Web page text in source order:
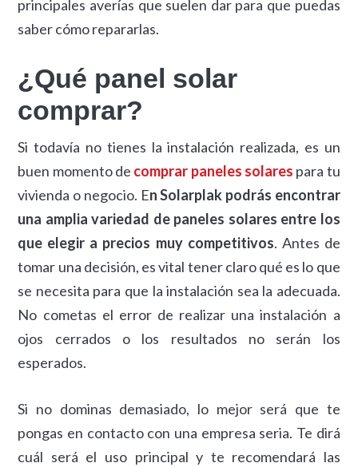
principales averías que suelen dar para que puedas
saber cómo repararlas.
¿Qué panel solar
comprar?
Si todavía no tienes la instalación realizada, es un
buen momento de comprar paneles solares para tu
vivienda o negocio. En Solarplak podrás encontrar
una amplia variedad de paneles solares entre los
que elegir a precios muy competitivos. Antes de
tomar una decisión, es vital tener claro qué es lo que
se necesita para que la instalación sea la adecuada.
No cometas el error de realizar una instalación a
ojos cerrados o los resultados no serán los
esperados.
Si no dominas demasiado, lo mejor será que te
pongas en contacto con una empresa seria. Te dirá
cuál será el uso principal y te recomendará las